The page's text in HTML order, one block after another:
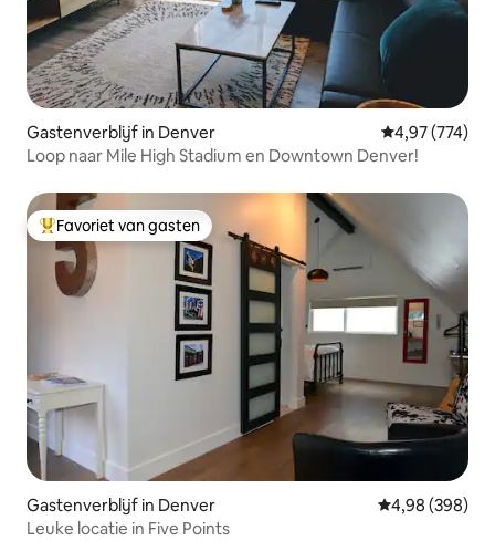
Gastenverblijf in Denver Gemiddelde
4,97 (774)
Loop naar Mile High Stadium en Downtown Denver!
Topfavoriet van gasten
Favoriet van gasten
Gastenverblijf in Denver Gemiddelde
4,98 (398)
Leuke locatie in Five Points